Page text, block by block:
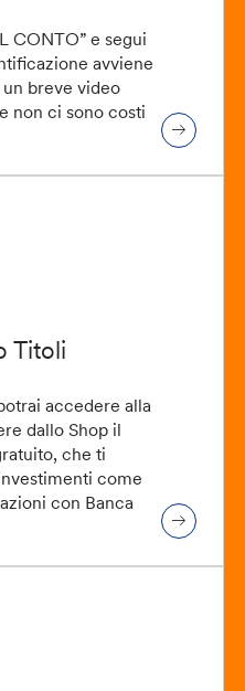
CONTO” e segui
avviene
breve video
non ci sono costi
Titoli
accedere alla
dallo Shop il
che ti
come
con Banca